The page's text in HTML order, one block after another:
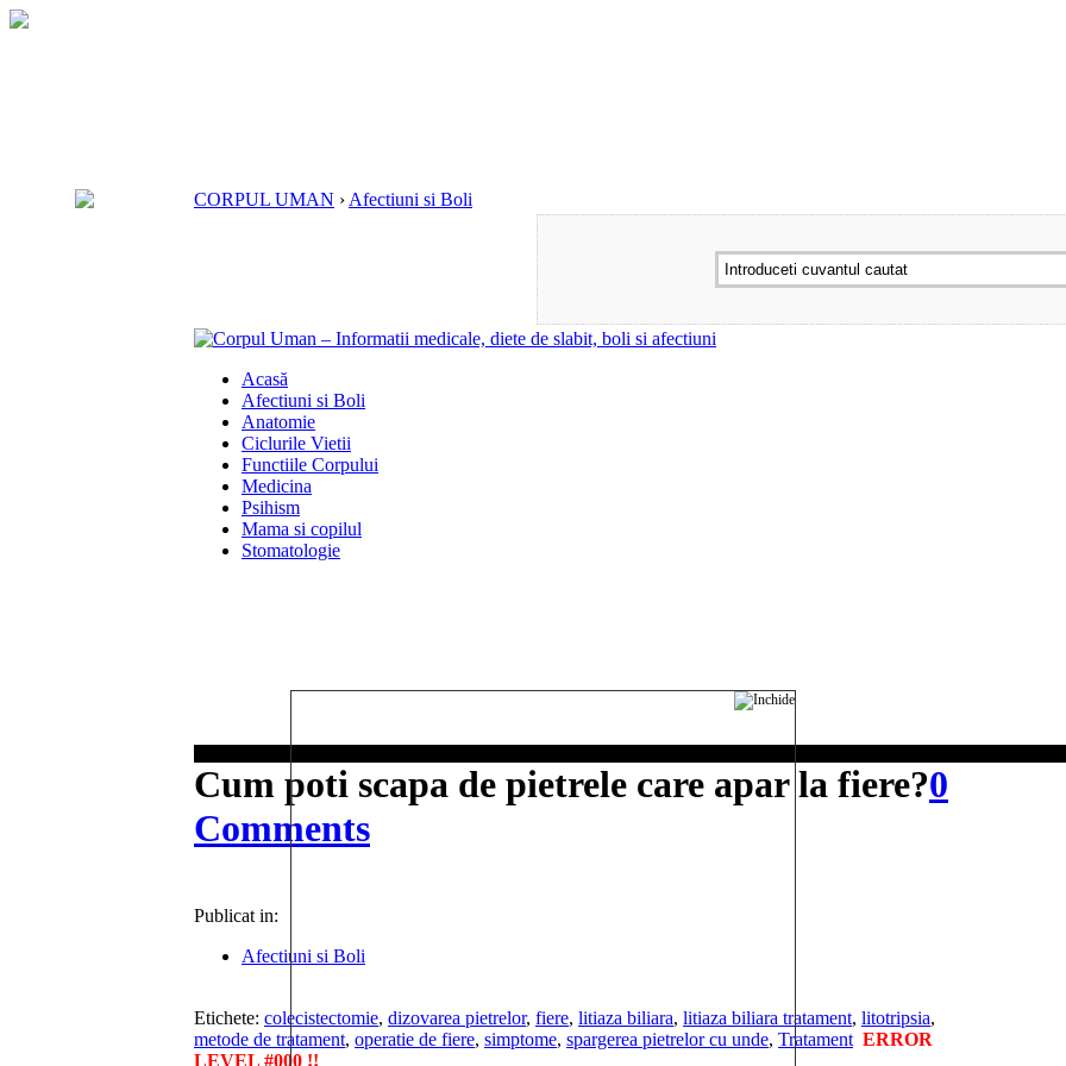
CORPUL UMAN › Afectiuni si Boli
Acasă
Afectiuni si Boli
Anatomie
Ciclurile Vietii
Functiile Corpului
Medicina
Psihism
Mama si copilul
Stomatologie
Cum poti scapa de pietrele care apar la fiere?0
Comments
Publicat in:
Afectiuni si Boli
Etichete: colecistectomie, dizovarea pietrelor, fiere, litiaza biliara, litiaza biliara tratament, litotripsia,
metode de tratament, operatie de fiere, simptome, spargerea pietrelor cu unde, TratamentERROR
LEVEL #000 !!